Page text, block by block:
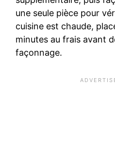
une seule pièce pour
cuisine est chaude,
minutes au frais avant
façonnage.